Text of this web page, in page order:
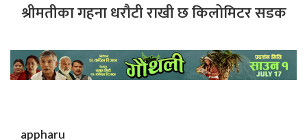
श्रीमतीका गहना धरौटी राखी छ किलोमिटर सडक
appharu